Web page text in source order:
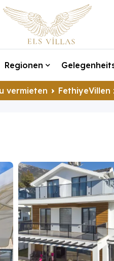
Regionen
vermieten FethiyeVillen